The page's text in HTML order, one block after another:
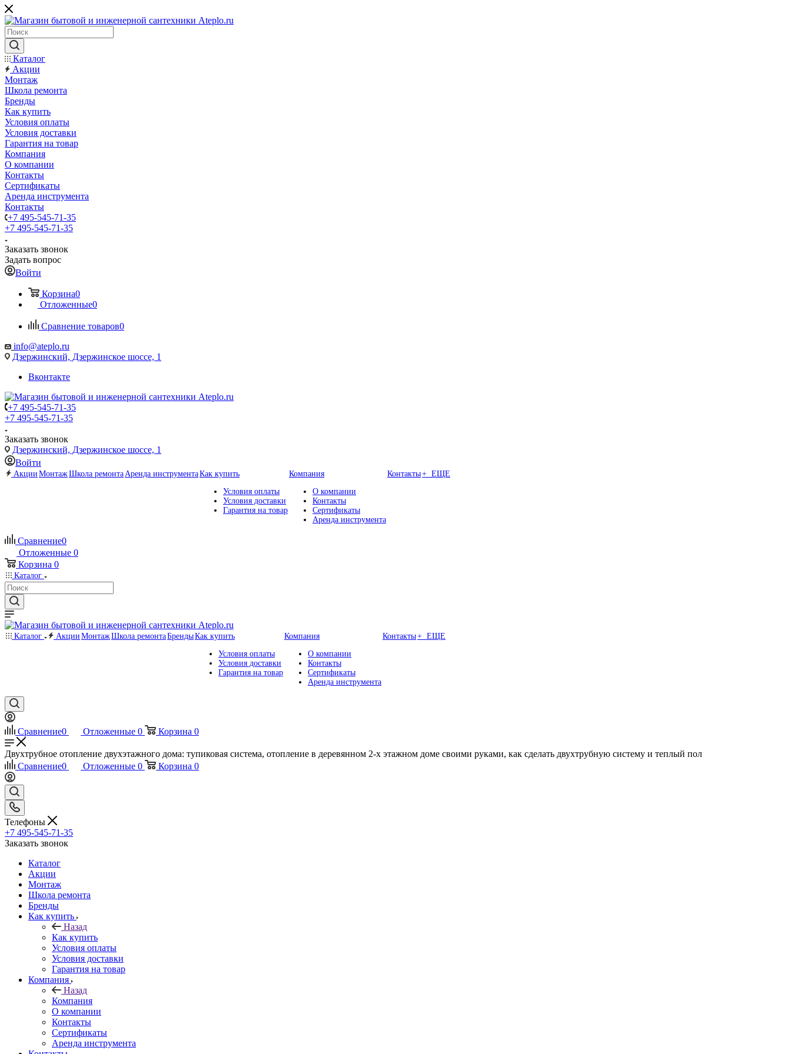
Каталог
Акции
Монтаж
Школа ремонта
Бренды
Как купить
Условия оплаты
Условия доставки
Гарантия на товар
Компания
О компании
Контакты
Сертификаты
Аренда инструмента
Контакты
+7 495-545-71-35
+7 495-545-71-35
Заказать звонок
Задать вопрос
Войти
Корзина0
Отложенные0
Сравнение товаров0
info@ateplo.ru
Дзержинский, Дзержинское шоссе, 1
Вконтакте
+7 495-545-71-35
+7 495-545-71-35
Заказать звонок
Дзержинский, Дзержинское шоссе, 1
Войти
Акции МонтажШкола ремонтаАренда инструментаКак купить
Условия оплаты
Условия доставки
Гарантия на товар
Компания
О компании
Контакты
Сертификаты
Аренда инструмента
Контакты+ ЕЩЕ
Сравнение0
Отложенные 0
Корзина 0
Каталог
Каталог Акции МонтажШкола ремонтаБрендыКак купить
Условия оплаты
Условия доставки
Гарантия на товар
Компания
О компании
Контакты
Сертификаты
Аренда инструмента
Контакты+ ЕЩЕ
Сравнение0 Отложенные 0 Корзина 0
Двухтрубное отопление двухэтажного дома: тупиковая система, отопление в деревянном 2-х этажном доме своими руками, как сделать двухтрубную систему и теплый пол
Сравнение0 Отложенные 0 Корзина 0
Телефоны
+7 495-545-71-35
Заказать звонок
Каталог
Акции
Монтаж
Школа ремонта
Бренды
Как купить
Назад
Как купить
Условия оплаты
Условия доставки
Гарантия на товар
Компания
Назад
Компания
О компании
Контакты
Сертификаты
Аренда инструмента